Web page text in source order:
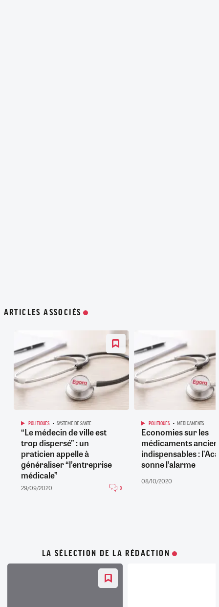
ARTICLES ASSOCIÉS
POLITIQUES SYSTÈME DE SANTÉ
“Le médecin de ville est
trop dispersé” : un
praticien appelle à
généraliser “l’entreprise
médicale”
29/09/2020 0
POLITIQUES MÉDICAMENTS
Economies sur les
médicaments
indispensables :
sonne l’alarme
08/10/2020
LA SÉLECTION DE LA RÉDACTION